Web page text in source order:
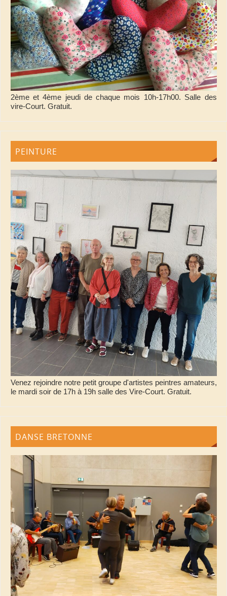
2ème et 4ème jeudi de chaque mois 10h-17h00. Salle des
vire-Court. Gratuit.
PEINTURE
Venez rejoindre notre petit groupe d'artistes peintres amateurs,
le mardi soir de 17h à 19h salle des Vire-Court. Gratuit.
DANSE BRETONNE